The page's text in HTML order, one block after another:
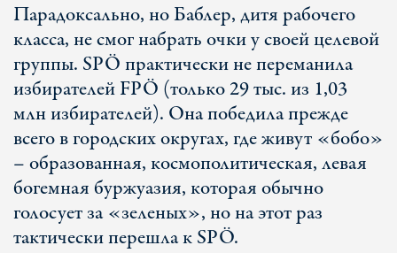
Парадоксально, но Баблер, дитя рабочего
класса, не смог набрать очки у своей целевой
группы. SPÖ практически не переманила
избирателей FPÖ (только 29 тыс. из 1,03
млн избирателей). Она победила прежде
всего в городских округах, где живут «бобо»
– образованная, космополитическая, левая
богемная буржуазия, которая обычно
голосует за «зеленых», но на этот раз
тактически перешла к SPÖ.